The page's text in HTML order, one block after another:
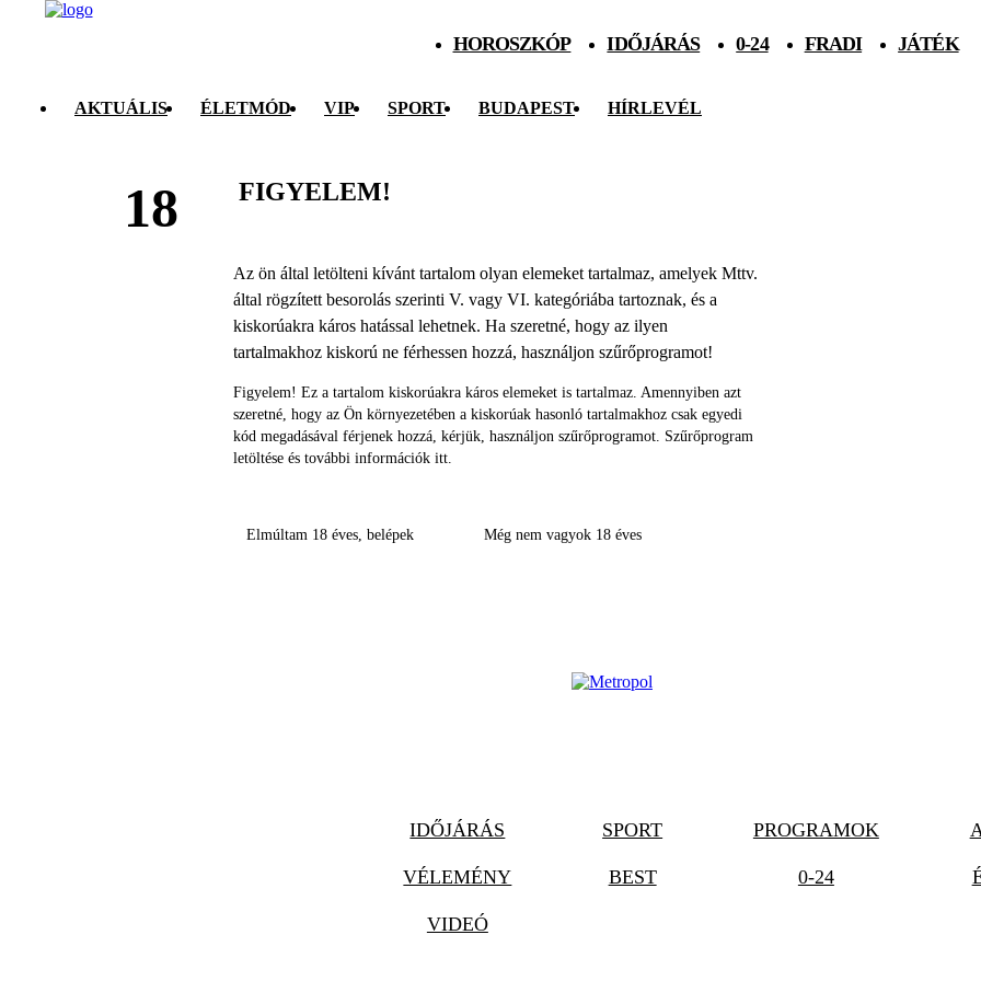
HOROSZKÓP IDŐJÁRÁS 0-24 FRADI JÁTÉK
AKTUÁLIS ÉLETMÓD VIP SPORT BUDAPEST HÍRLEVÉL
18 FIGYELEM!
Az ön által letölteni kívánt tartalom olyan elemeket tartalmaz, amelyek Mttv.
által rögzített besorolás szerinti V. vagy VI. kategóriába tartoznak, és a
kiskorúakra káros hatással lehetnek. Ha szeretné, hogy az ilyen
tartalmakhoz kiskorú ne férhessen hozzá, használjon szűrőprogramot!
Figyelem! Ez a tartalom kiskorúakra káros elemeket is tartalmaz. Amennyiben azt
szeretné, hogy az Ön környezetében a kiskorúak hasonló tartalmakhoz csak egyedi
kód megadásával férjenek hozzá, kérjük, használjon szűrőprogramot. Szűrőprogram
letöltése és további információk itt.
Elmúltam 18 éves, belépek Még nem vagyok 18 éves
IDŐJÁRÁS SPORT PROGRAMOK
VÉLEMÉNY BEST 0-24
VIDEÓ